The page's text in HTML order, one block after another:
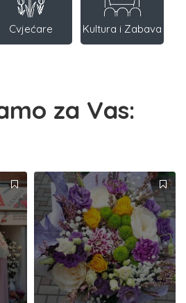
Cvjećare Kultura i Zabava
za Vas: